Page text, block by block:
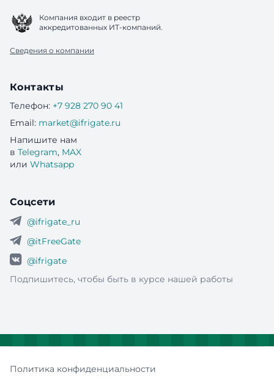
Компания входит в реестр
аккредитованных ИТ-компаний.
Сведения о компании
Контакты
Телефон: +7 928 270 90 41
Email: market@ifrigate.ru
Напишите нам
в Telegram, MAX
или Whatsapp
Соцсети
@ifrigate_ru
@itFreeGate
@ifrigate
Подпишитесь, чтобы быть в курсе нашей работы
Политика конфиденциальности